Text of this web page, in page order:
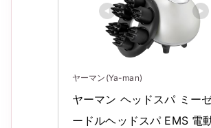
ヤーマン(Ya-man)
ヤーマン ヘッドスパ ミー
ードルヘッドスパ EMS 電